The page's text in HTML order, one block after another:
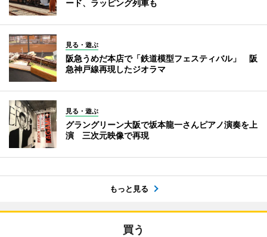
ード、ラッピング列車も
見る・遊ぶ
阪急うめだ本店で「鉄道模型フェスティバル」 阪
急神戸線再現したジオラマ
見る・遊ぶ
グラングリーン大阪で坂本龍一さんピアノ演奏を上
演 三次元映像で再現
もっと見る
買う